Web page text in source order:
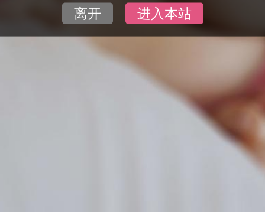
离开 进入本站